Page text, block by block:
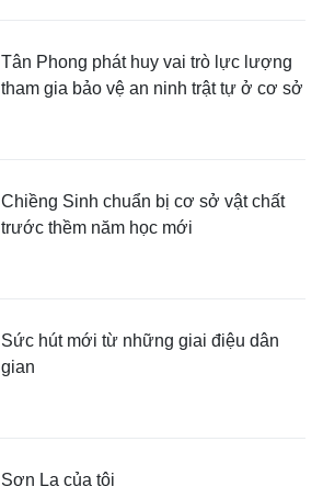
Tân Phong phát huy vai trò lực lượng
tham gia bảo vệ an ninh trật tự ở cơ sở
Chiềng Sinh chuẩn bị cơ sở vật chất
trước thềm năm học mới
Sức hút mới từ những giai điệu dân
gian
Sơn La của tôi